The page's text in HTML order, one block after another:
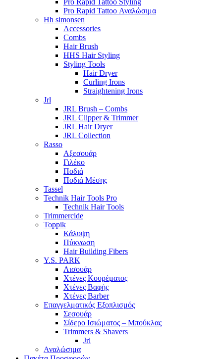
Pro Rapid Tattoo Αναλώσιμα
Hh simonsen
Accessories
Combs
Hair Brush
HHS Hair Styling
Styling Tools
Hair Dryer
Curling Irons
Straightening Irons
Jrl
JRL Brush – Combs
JRL Clipper & Trimmer
JRL Hair Dryer
JRL Collection
Rasso
Αξεσουάρ
Γιλέκο
Ποδιά
Ποδιά Μέσης
Tassel
Technik Hair Tools Pro
Technik Hair Tools
Trimmercide
Toppik
Κάλυψη
Πύκνωση
Hair Building Fibers
Y.S. PARK
Λισουάρ
Χτένες Κουρέματος
Χτένες Βαφής
Χτένες Barber
Επαγγελματικός Εξοπλισμός
Σεσουάρ
Σίδερο Ισιώματος – Μπούκλας
Trimmers & Shavers
Jrl
Αναλώσιμα